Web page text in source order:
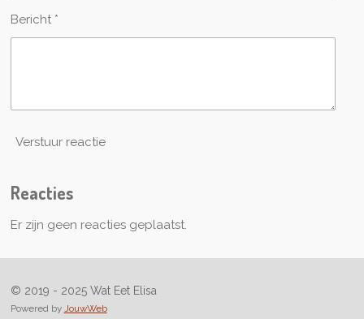
Bericht *
Verstuur reactie
Reacties
Er zijn geen reacties geplaatst.
© 2019 - 2025 Wat Eet Elisa
Powered by JouwWeb